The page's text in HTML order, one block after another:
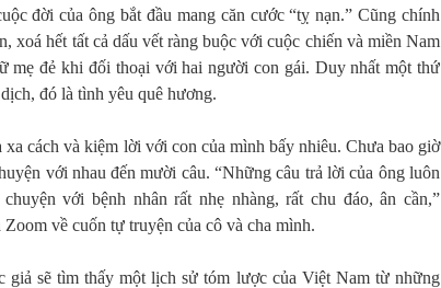
đời của ông bắt đầu mang căn cước “tỵ nạn.” Cũng chính
xoá hết tất cả dấu vết ràng buộc với cuộc chiến và miền Nam
mẹ đẻ khi đối thoại với hai người con gái. Duy nhất một thứ
đó là tình yêu quê hương.
cách và kiệm lời với con của mình bấy nhiêu. Chưa bao giờ
với nhau đến mười câu. “Những câu trả lời của ông luôn
với bệnh nhân rất nhẹ nhàng, rất chu đáo, ân cần,”
về cuốn tự truyện của cô và cha mình.
giả sẽ tìm thấy một lịch sử tóm lược của Việt Nam từ những